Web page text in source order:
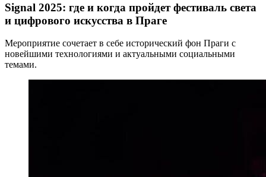
Signal 2025: где и когда пройдет фестиваль света
и цифрового искусства в Праге
Мероприятие сочетает в себе исторический фон Праги с
новейшими технологиями и актуальными социальными
темами.